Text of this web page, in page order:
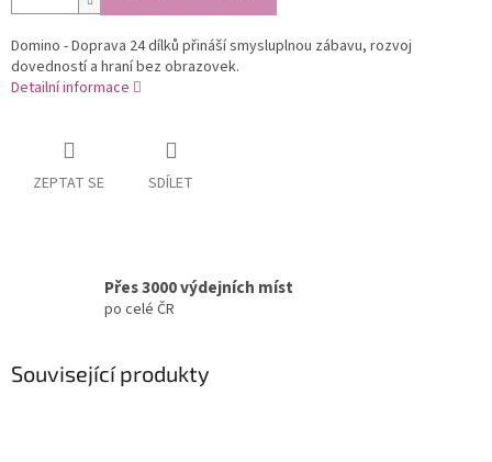
Domino - Doprava 24 dílků přináší smysluplnou zábavu, rozvoj
dovedností a hraní bez obrazovek.
Detailní informace
ZEPTAT SE SDÍLET
Přes 3000 výdejních míst
po celé ČR
Související produkty